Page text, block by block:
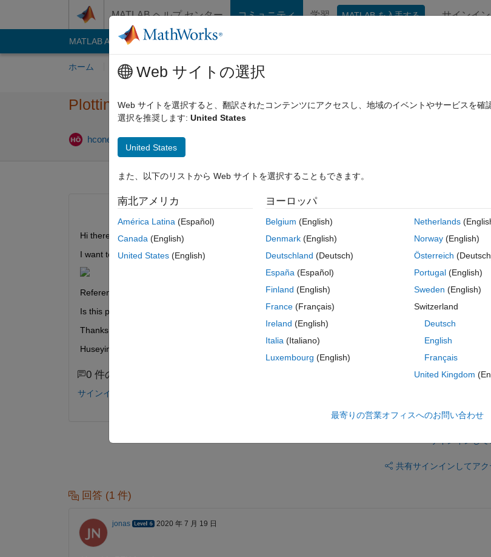
MATLAB ヘルプ センター コミュニティ 学習 MATLAB を入手する サインイン
MATLAB Answers File Exchange
ホーム 質問する 回答 閲覧 MATLAB に関する FAQ
Plotting multiple axes that are adjacent to each other
hconel 2020 7 月 19 1 回答
Hi there,
I want to plot multiple axes that are adjacent to each other, much like the one in the following example:
Reference:
https://www.mdpi.com/1996-1073/5/12/5340/htm#fig_body_display_energies-05-05340-f005
Is this possible in MATLAB?
Thanks in advance,
Huseyin
0 件のコメント
サインインしてコメントする。
共有サインインしてア
回答 (1 件)
jonas 2020 年 7 月 19 日
Web サイトの選択
Web サイトを選択すると、翻訳されたコンテンツにアクセスし、地域のイベントやサービスを
選択を推奨します: United States
United States
また、以下のリストから Web サイトを選択することもできます。
南北アメリカ
América Latina (Español)
Canada (English)
United States (English)
ヨーロッパ
Belgium (English)
Denmark (English)
Deutschland (Deutsch)
España (Español)
Finland (English)
France (Français)
Ireland (English)
Italia (Italiano)
Luxembourg (English)
Netherlands
Norway(English)
Österreich
Portugal(English)
Sweden (English)
Switzerland
Deutsch
English
Français
United Kingdom
最寄りの営業オフィスへのお問い合わせ